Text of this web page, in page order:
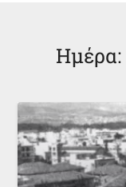
Ημέρα: